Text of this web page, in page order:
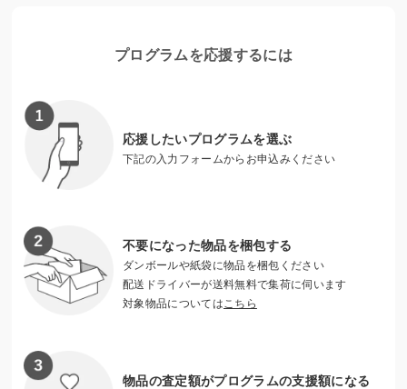
外出先探し中
をしたい！
プログラムを応援するには
応援したいプログラムを選ぶ
下記の入力フォームからお申込みください
不要になった物品を梱包する
ダンボールや紙袋に物品を梱包ください
配送ドライバーが送料無料で集荷に伺います
対象物品については こちら
物品の査定額がプログラムの支援額になる